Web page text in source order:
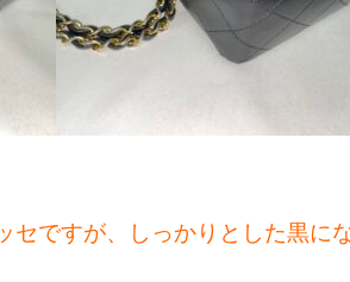
セですが、しっかりとした黒に